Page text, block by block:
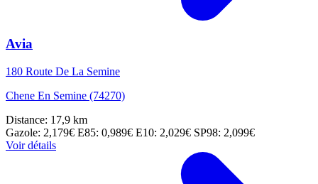
Avia
180 Route De La Semine
Chene En Semine (74270)
Distance: 17,9 km
Gazole: 2,179€ E85: 0,989€ E10: 2,029€ SP98: 2,099€
Voir détails